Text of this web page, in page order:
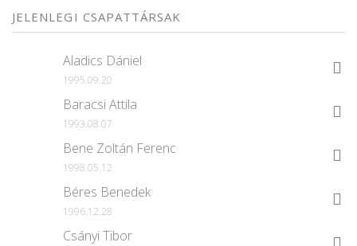
JELENLEGI CSAPATTÁRSAK
Aladics Dániel
1995.09.20
Baracsi Attila
1993.08.07
Bene Zoltán Ferenc
1998.05.12
Béres Benedek
1996.12.28
Csányi Tibor